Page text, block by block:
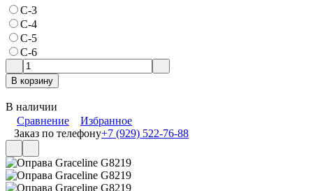
С-3
С-4
С-5
С-6
В корзину
В наличии
Сравнение
Избранное
Заказ по телефону+7 (929) 522-76-88